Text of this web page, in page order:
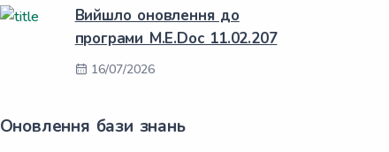
Вийшло оновлення до
програми M.E.Doc 11.02.207
16/07/2026
Оновлення бази знань